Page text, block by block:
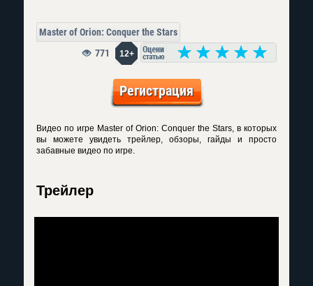
Master of Orion: Conquer the Stars
12+
771
Регистрация
Видео по игре Master of Orion: Conquer the Stars, в которых
вы можете увидеть трейлер, обзоры, гайды и просто
забавные видео по игре.
Трейлер